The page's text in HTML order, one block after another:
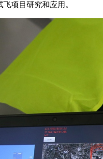
项目研究和应用。